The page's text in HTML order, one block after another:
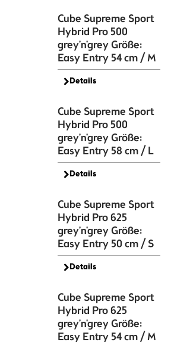
Cube Supreme Sport
Hybrid Pro 500
grey'n'grey Größe:
Easy Entry 54 cm / M
Details
Cube Supreme Sport
Hybrid Pro 500
grey'n'grey Größe:
Easy Entry 58 cm / L
Details
Cube Supreme Sport
Hybrid Pro 625
grey'n'grey Größe:
Easy Entry 50 cm / S
Details
Cube Supreme Sport
Hybrid Pro 625
grey'n'grey Größe:
Easy Entry 54 cm / M